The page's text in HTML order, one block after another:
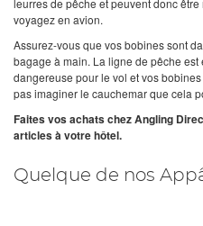
voyagez en avion.
Assurez-vous que vos bobines sont
bagage à main. La ligne de pêche
dangereuse pour le vol et vos
pas imaginer le cauchemar que cela
Faites vos achats chez Angling
articles à votre hôtel.
Quelque de nos